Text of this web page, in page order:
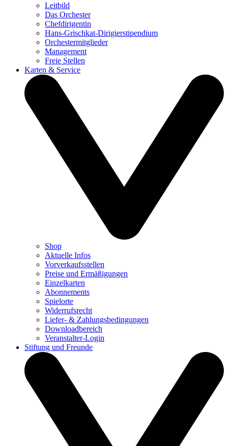
Leitbild
Das Orchester
Chefdirigentin
Hans-Grischkat-Dirigierstipendium
Orchestermitglieder
Management
Freie Stellen
Karten & Service
Shop
Aktuelle Infos
Vorverkaufsstellen
Preise und Ermäßigungen
Einzelkarten
Abonnements
Spielorte
Widerrufsrecht
Liefer- & Zahlungsbedingungen
Downloadbereich
Veranstalter-Login
Stiftung und Freunde